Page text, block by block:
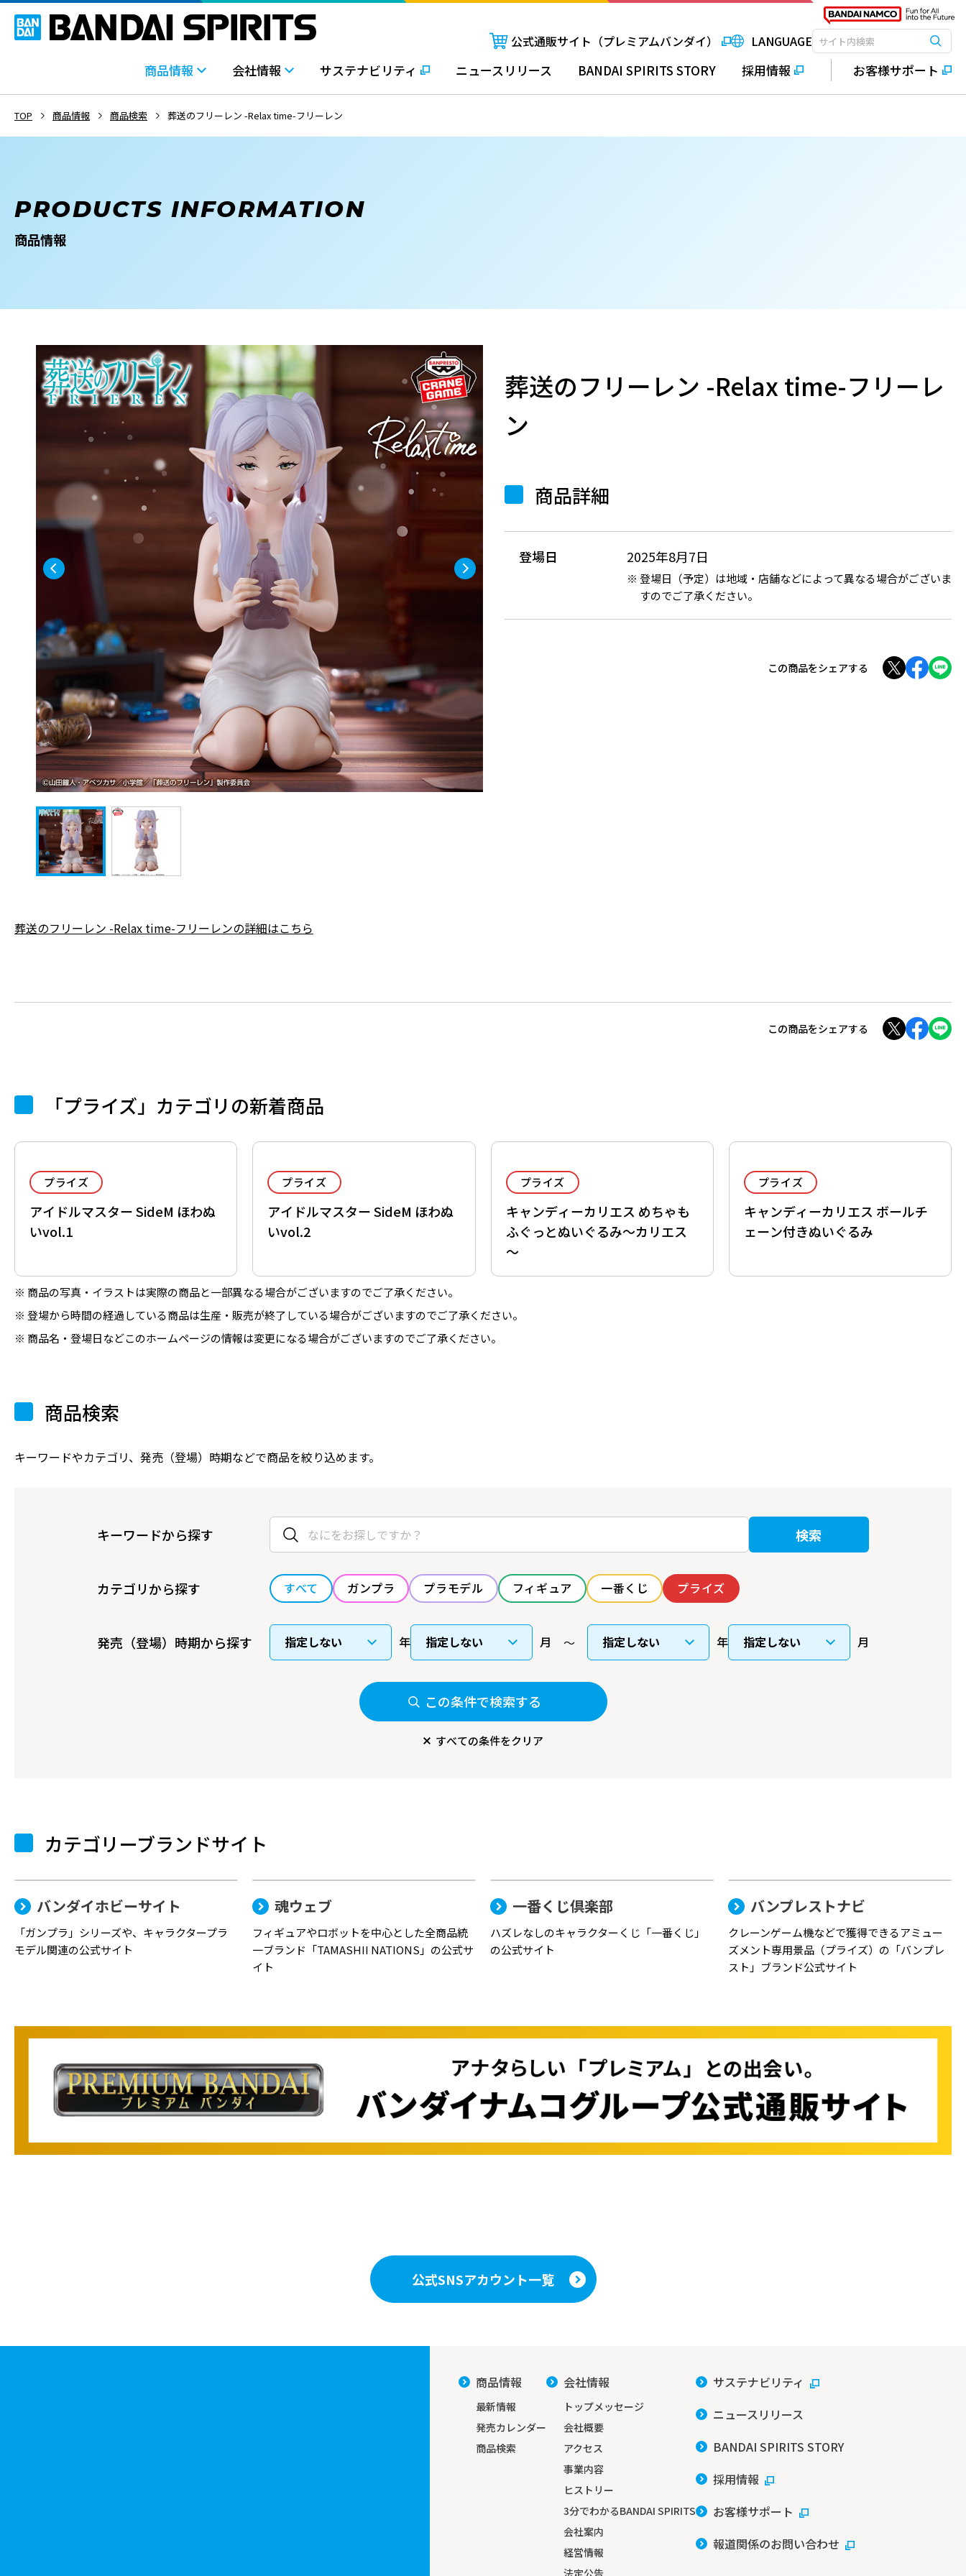
公式通販サイト（プレミアムバンダイ） LANGUAGE検索キーワード入力 検索
商品情報 会社情報 サステナビリティ ニュースリリース BANDAI SPIRITS STORY 採用情報 お客様サポート
TOP 商品情報 商品検索 葬送のフリーレン -Relax time-フリーレン
PRODUCTS INFORMATION
商品情報
葬送のフリーレン -Relax time-フリーレ
ン
商品詳細
登場日 2025年8月7日
登場日（予定）は地域・店舗などによって異なる場合がございま
すのでご了承ください。
この商品をシェアする
葬送のフリーレン -Relax time-フリーレンの詳細はこちら
この商品をシェアする
「プライズ」カテゴリの新着商品
プライズ
アイドルマスター SideM ほわぬ
いvol.1
プライズ
アイドルマスター SideM ほわぬ
いvol.2
プライズ
キャンディーカリエス めちゃも
ふぐっとぬいぐるみ～カリエス
～
プライズ
キャンディーカリエス ボールチ
ェーン付きぬいぐるみ
商品の写真・イラストは実際の商品と一部異なる場合がございますのでご了承ください。
登場から時間の経過している商品は生産・販売が終了している場合がございますのでご了承ください。
商品名・登場日などこのホームページの情報は変更になる場合がございますのでご了承ください。
商品検索
キーワードやカテゴリ、発売（登場）時期などで商品を絞り込めます。
キーワードから探す 検索
カテゴリから探す すべて ガンプラ プラモデル フィギュア 一番くじ プライズ
発売（登場）時期から探す 年 月 年 月
この条件で検索する
すべての条件をクリア
カテゴリーブランドサイト
バンダイホビーサイト
「ガンプラ」シリーズや、キャラクタープラ
モデル関連の公式サイト
魂ウェブ
フィギュアやロボットを中心とした全商品統
一ブランド「TAMASHII NATIONS」の公式サ
イト
一番くじ倶楽部
ハズレなしのキャラクターくじ「一番くじ」
の公式サイト
バンプレストナビ
クレーンゲーム機などで獲得できるアミュー
ズメント専用景品（プライズ）の「バンプレ
スト」ブランド公式サイト
公式SNSアカウント一覧
商品情報
最新情報
発売カレンダー
商品検索
会社情報
トップメッセージ
会社概要
アクセス
事業内容
ヒストリー
3分でわかるBANDAI SPIRITS
会社案内
経営情報
サステナビリティ
ニュースリリース
BANDAI SPIRITS STORY
採用情報
お客様サポート
報道関係のお問い合わせ